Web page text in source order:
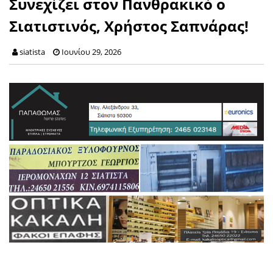
Σιατιστινός, Χρήστος Σαπνάρας!
siatista Ιουνίου 29, 2026